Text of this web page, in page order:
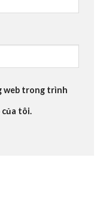
web trong trình
của tôi.